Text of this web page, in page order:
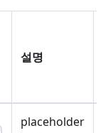
설명
placeholder